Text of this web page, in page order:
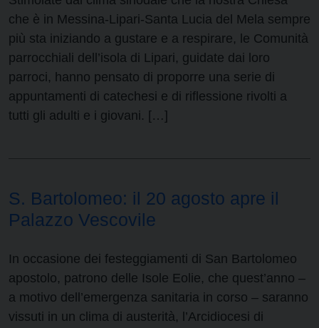
che è in Messina-Lipari-Santa Lucia del Mela sempre
più sta iniziando a gustare e a respirare, le Comunità
parrocchiali dell’isola di Lipari, guidate dai loro
parroci, hanno pensato di proporre una serie di
appuntamenti di catechesi e di riflessione rivolti a
tutti gli adulti e i giovani. […]
S. Bartolomeo: il 20 agosto apre il
Palazzo Vescovile
In occasione dei festeggiamenti di San Bartolomeo
apostolo, patrono delle Isole Eolie, che quest’anno –
a motivo dell’emergenza sanitaria in corso – saranno
vissuti in un clima di austerità, l’Arcidiocesi di